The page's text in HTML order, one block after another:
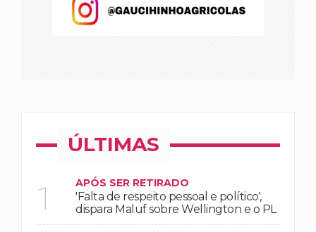
ÚLTIMAS
1 APÓS SER RETIRADO
'Falta de respeito pessoal e político',
dispara Maluf sobre Wellington e o PL